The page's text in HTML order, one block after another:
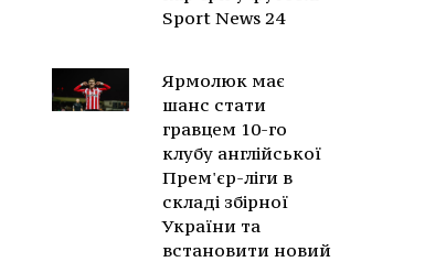
Sport News 24
Ярмолюк має
шанс стати
гравцем 10-го
клубу англійської
Прем'єр-ліги в
складі збірної
України та
встановити новий